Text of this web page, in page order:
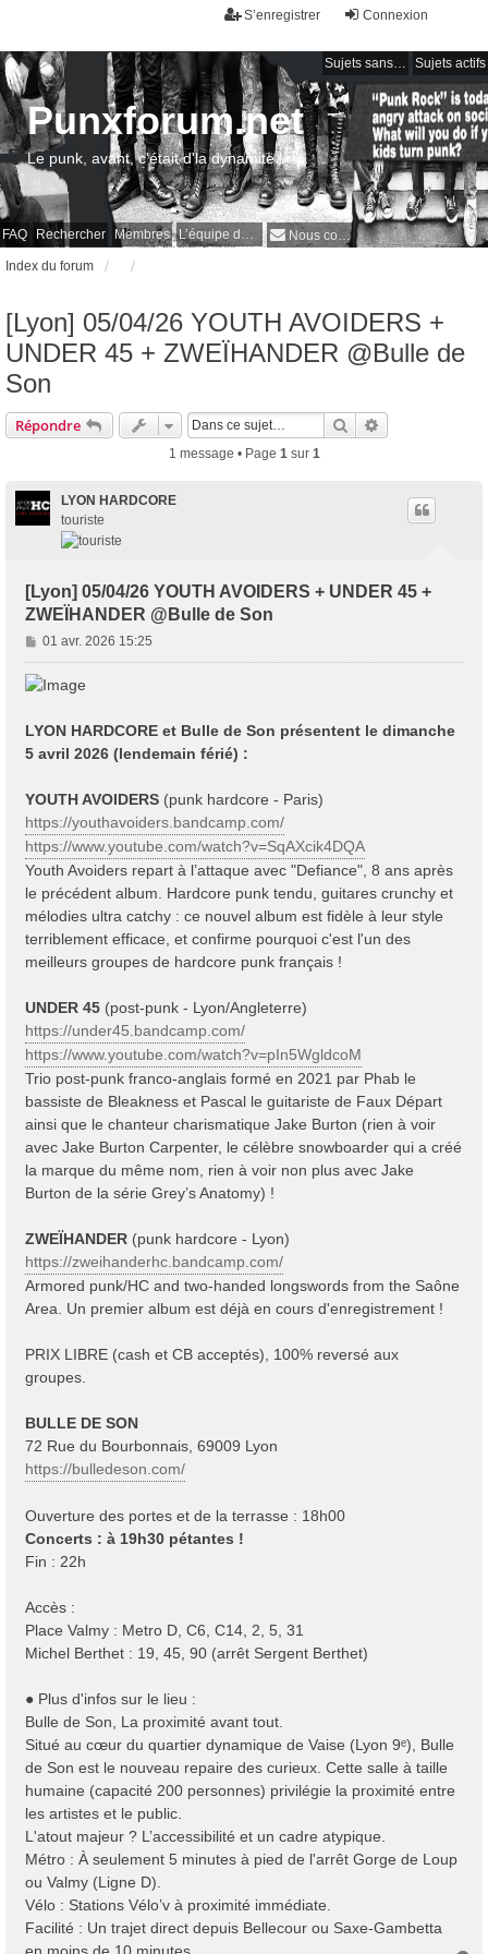
Connexion
S’enregistrer
Sujets sans réponse Sujets actifs
FAQ Rechercher Membres L’équipe du forum Nous contacter
Punxforum.net
Le punk, avant, c'était d'la dynamite !
Index du forum
[Lyon] 05/04/26 YOUTH AVOIDERS +
UNDER 45 + ZWEÏHANDER @Bulle de
Son
Répondre Rechercher
1 message • Page 1sur 1
LYON HARDCORE
touriste
[Lyon] 05/04/26 YOUTH AVOIDERS + UNDER 45 +
ZWEÏHANDER @Bulle de Son
M
e
s
g
e
01 avr. 2026 15:25
LYON HARDCORE et Bulle de Son présentent le dimanche
5 avril 2026 (lendemain férié) :
YOUTH AVOIDERS (punk hardcore - Paris)
https://youthavoiders.bandcamp.com/
https://www.youtube.com/watch?v=SqAXcik4DQA
Youth Avoiders repart à l’attaque avec "Defiance", 8 ans après
le précédent album. Hardcore punk tendu, guitares crunchy et
mélodies ultra catchy : ce nouvel album est fidèle à leur style
terriblement efficace, et confirme pourquoi c'est l'un des
meilleurs groupes de hardcore punk français !
UNDER 45 (post-punk - Lyon/Angleterre)
https://under45.bandcamp.com/
https://www.youtube.com/watch?v=pIn5WgldcoM
Trio post-punk franco-anglais formé en 2021 par Phab le
bassiste de Bleakness et Pascal le guitariste de Faux Départ
ainsi que le chanteur charismatique Jake Burton (rien à voir
avec Jake Burton Carpenter, le célèbre snowboarder qui a créé
la marque du même nom, rien à voir non plus avec Jake
Burton de la série Grey’s Anatomy) !
ZWEÏHANDER (punk hardcore - Lyon)
https://zweihanderhc.bandcamp.com/
Armored punk/HC and two-handed longswords from the Saône
Area. Un premier album est déjà en cours d'enregistrement !
PRIX LIBRE (cash et CB acceptés), 100% reversé aux
groupes.
BULLE DE SON
72 Rue du Bourbonnais, 69009 Lyon
https://bulledeson.com/
Ouverture des portes et de la terrasse : 18h00
Concerts : à 19h30 pétantes !
Fin : 22h
Accès :
Place Valmy : Metro D, C6, C14, 2, 5, 31
Michel Berthet : 19, 45, 90 (arrêt Sergent Berthet)
● Plus d'infos sur le lieu :
Bulle de Son, La proximité avant tout.
Situé au cœur du quartier dynamique de Vaise (Lyon 9ᵉ), Bulle
de Son est le nouveau repaire des curieux. Cette salle à taille
humaine (capacité 200 personnes) privilégie la proximité entre
les artistes et le public.
L'atout majeur ? L’accessibilité et un cadre atypique.
Métro : À seulement 5 minutes à pied de l'arrêt Gorge de Loup
ou Valmy (Ligne D).
Vélo : Stations Vélo’v à proximité immédiate.
Facilité : Un trajet direct depuis Bellecour ou Saxe-Gambetta